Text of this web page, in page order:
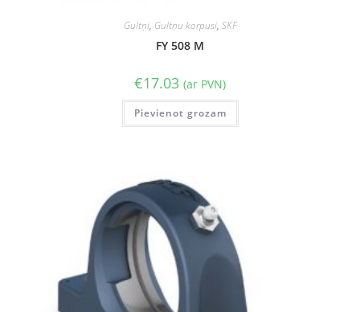
Gultņi, Gultņu korpusi, SKF
FY 508 M
€17.03 (ar PVN)
Pievienot grozam